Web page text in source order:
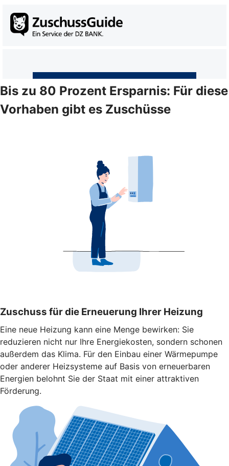
Bis zu 80 Prozent Ersparnis: Für diese
Vorhaben gibt es Zuschüsse
Zuschuss für die Erneuerung Ihrer Heizung
Eine neue Heizung kann eine Menge bewirken: Sie
reduzieren nicht nur Ihre Energiekosten, sondern schonen
außerdem das Klima. Für den Einbau einer Wärmepumpe
oder anderer Heizsysteme auf Basis von erneuerbaren
Energien belohnt Sie der Staat mit einer attraktiven
Förderung.